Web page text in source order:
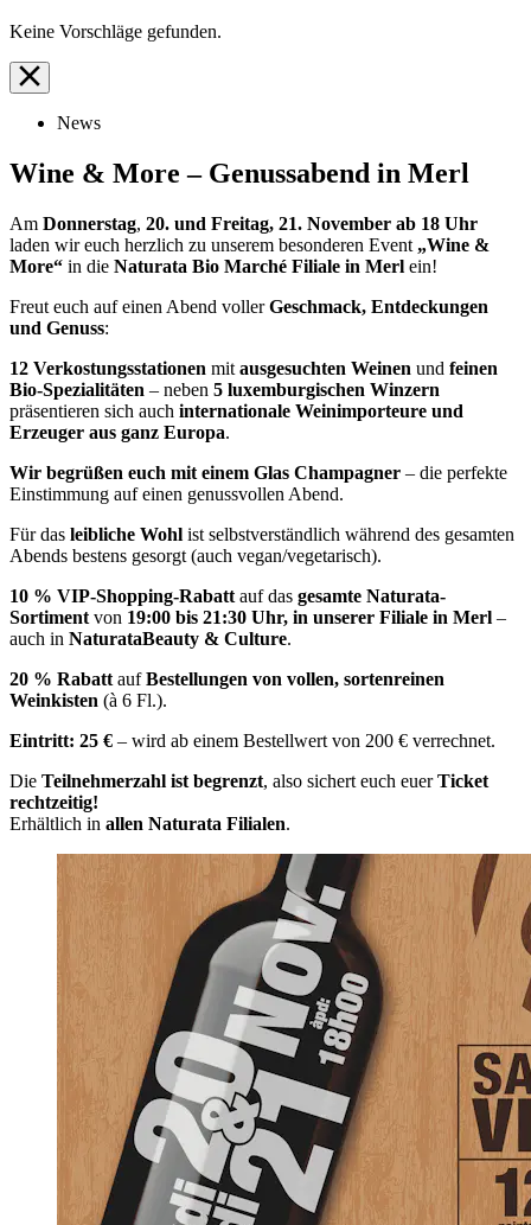
Keine Vorschläge gefunden.
News
Wine & More – Genussabend in Merl
Am Donnerstag, 20. und Freitag, 21. November ab 18 Uhr
laden wir euch herzlich zu unserem besonderen Event „Wine &
More“ in die Naturata Bio Marché Filiale in Merl ein!
Freut euch auf einen Abend vollerGeschmack, Entdeckungen
und Genuss:
12 Verkostungsstationen mit ausgesuchten Weinen und feinen
Bio-Spezialitäten – neben 5 luxemburgischen Winzern
präsentieren sich auch internationale Weinimporteure und
Erzeuger aus ganz Europa.
Wir begrüßen euch mit einem Glas Champagner – die perfekte
Einstimmung auf einen genussvollen Abend.
Für das leibliche Wohl ist selbstverständlich während des gesamten
Abends bestens gesorgt (auch vegan/vegetarisch).
10 % VIP-Shopping-Rabatt auf das gesamte Naturata-
Sortiment von 19:00 bis 21:30 Uhr, in unserer Filiale in Merl –
auch in NaturataBeauty & Culture.
20 % Rabatt aufBestellungen von vollen, sortenreinen
Weinkisten (à 6 Fl.).
Eintritt: 25 € – wird ab einem Bestellwert von 200 € verrechnet.
Die Teilnehmerzahl ist begrenzt, also sichert euch euerTicket
rechtzeitig!
Erhältlich in allen Naturata Filialen.